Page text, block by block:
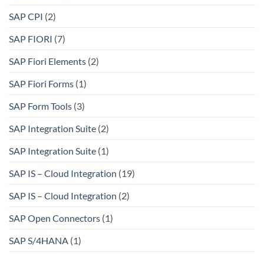
SAP CPI (2)
SAP FIORI (7)
SAP Fiori Elements (2)
SAP Fiori Forms (1)
SAP Form Tools (3)
SAP Integration Suite (2)
SAP Integration Suite (1)
SAP IS – Cloud Integration (19)
SAP IS – Cloud Integration (2)
SAP Open Connectors (1)
SAP S/4HANA (1)